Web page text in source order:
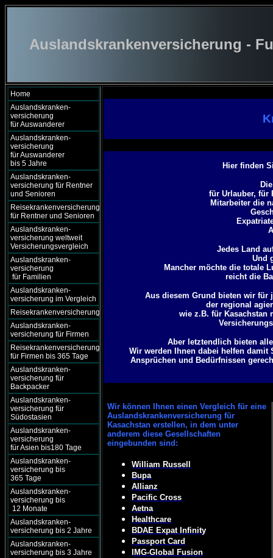
Auslandskrankenversicherung -
Home
Auslandskranken-
versicherung
für Auswanderer
Auslandskranken-
versicherung
für Auswanderer
bis 5 Jahre
Auslandskranken-
versicherung für Rentner
und Senioren
Reisekrankenversicherung
für Rentner und Senioren
Auslandskranken-
versicherung weltweit
Versicherungsvergleich
Auslandskranken-
versicherung
für Familien
Auslandskranken-
versicherung im Vergleich
Reisekrankenversicherung
Auslandskranken-
versicherung für Firmen
Reisekrankenversicherung
für Firmen bis 365 Tage
Auslandskranken-
versicherung für
Backpacker
Auslandskranken-
versicherung für
Südostasien
Auslandskranken-
versicherung
für Asien bis180 Tage
Auslandskranken-
versicherung bis
365 Tage
Auslandskranken-
versicherung bis
12 Monate
Auslandskranken-
versicherung bis 2 Jahre
Auslandskranken-
versicherung bis 3 Jahre
Hier finden
für Urlauber, für
Mitarbeiter die
Jedes Land
Und
Mancher möchte die totale
reicht die
Aus diesem Grund bieten wir für
der regional
wie z.B. für Kasachstan
Aber letztendlich bieten
Wir werden Ihnen dabei helfen
Ansprüchen und Bedürfnissen
Wir können Ihnen einen Vergleich für eine
Auslandskrankenversicherung für
Kasachstan erstellen, in dem unter
anderem diese Gesellschaften
eingebunden sind:
William Russell
Bupa
Allianz
Pacific Cross
Aetna
Healthcare
BDAE Expat Infinity
Passport Card
IMG-Global Fusion